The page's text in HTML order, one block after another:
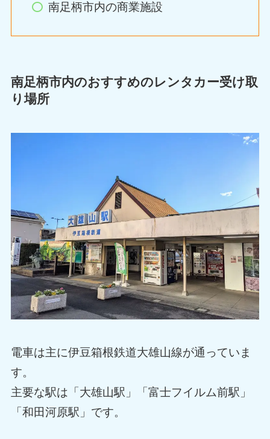
南足柄市内の商業施設
南足柄市内のおすすめのレンタカー受け取
り場所
電車は主に伊豆箱根鉄道大雄山線が通っていま
す。
主要な駅は「大雄山駅」「富士フイルム前駅」
「和田河原駅」です。